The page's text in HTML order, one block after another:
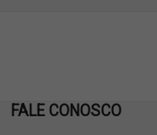
FALE CONOSCO